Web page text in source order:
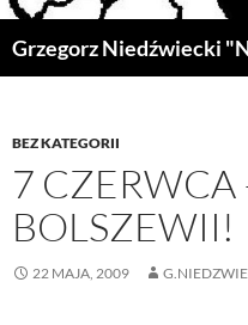
Grzegorz Niedźwiecki
BEZ KATEGORII
7 CZERWCA
BOLSZEWII!
22 MAJA, 2009